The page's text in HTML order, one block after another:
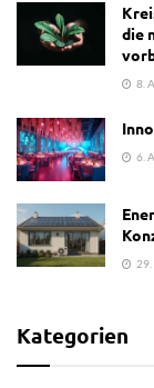
die
8.
6.
Kategorien